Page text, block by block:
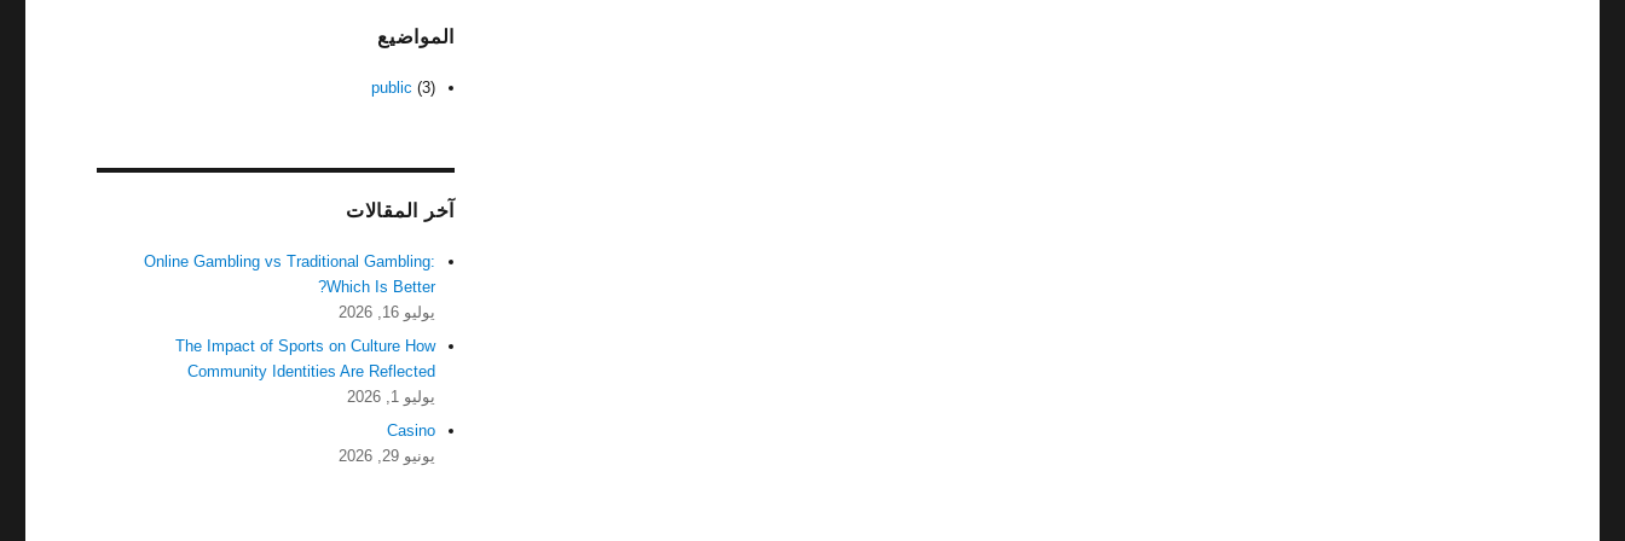
المواضيع
public (3)
آخر المقالات
Online Gambling vs Traditional Gambling:
Which Is Better?
يوليو 16, 2026
The Impact of Sports on Culture How
Community Identities Are Reflected
يوليو 1, 2026
Casino
يونيو 29, 2026